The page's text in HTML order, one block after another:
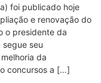
foi publicado hoje
e renovação do
o presidente da
segue seu
da
concursos a […]